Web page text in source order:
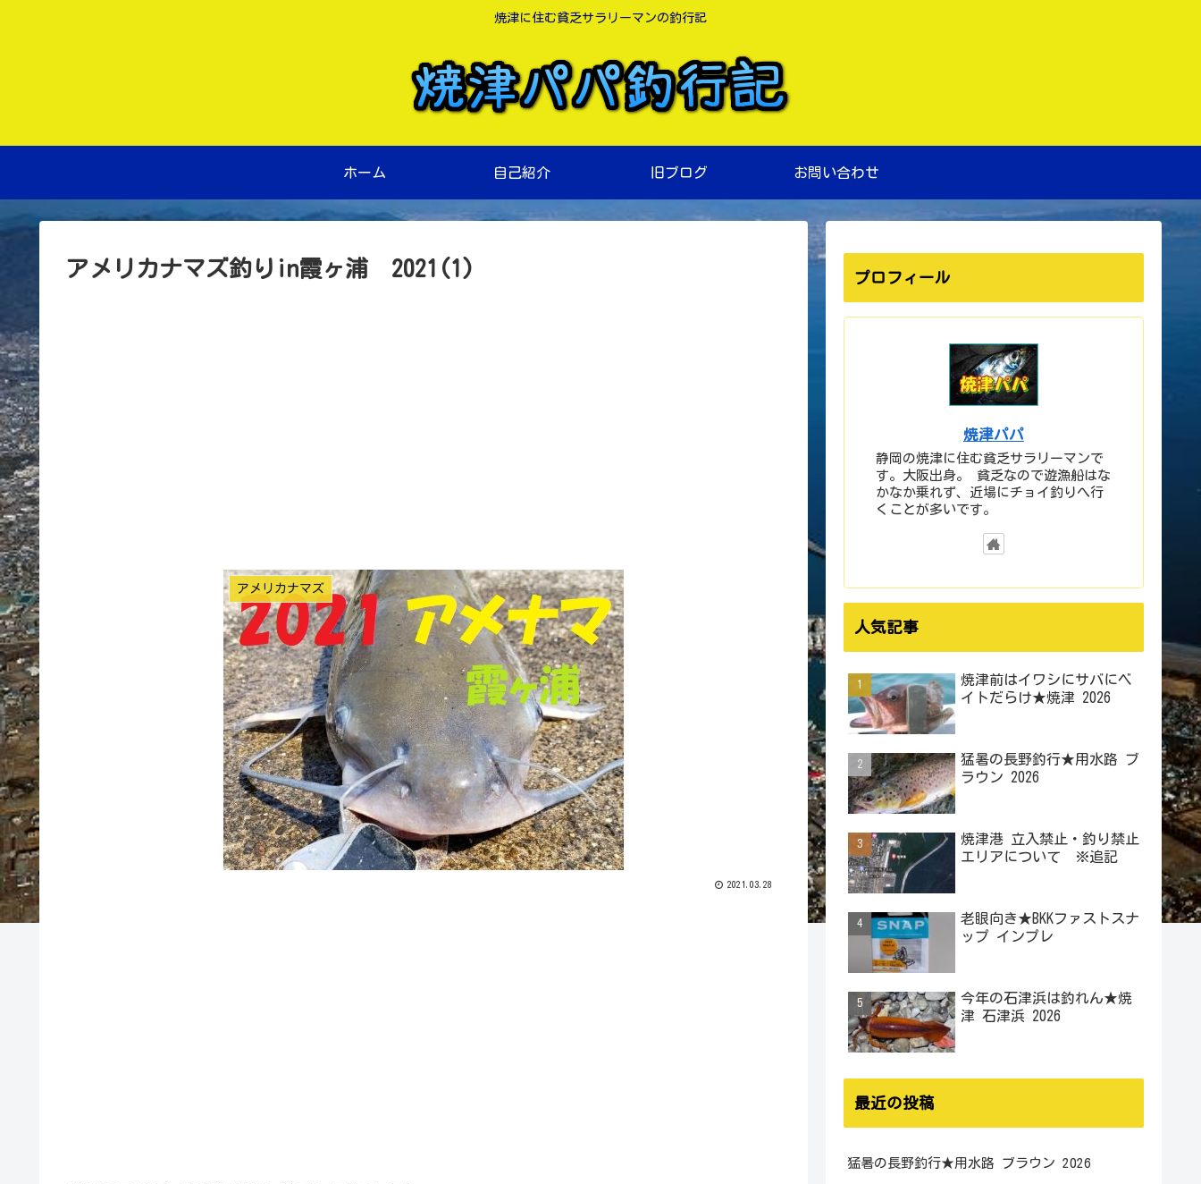
焼津に住む貧乏サラリーマンの釣行記
ホーム 自己紹介 旧ブログ お問い合わせ
アメリカナマズ釣りin霞ヶ浦 2021(1)
アメリカナマズ
2021.03.28
プロフィール
焼津パパ
静岡の焼津に住む貧乏サラリーマンで
す。大阪出身。 貧乏なので遊漁船はな
かなか乗れず、近場にチョイ釣りへ行
くことが多いです。
人気記事
焼津前はイワシにサバにベ
イトだらけ★焼津 2026
猛暑の長野釣行★用水路 ブ
ラウン 2026
焼津港 立入禁止・釣り禁止
エリアについて ※追記
老眼向き★BKKファストスナ
ップ インプレ
今年の石津浜は釣れん★焼
津 石津浜 2026
最近の投稿
猛暑の長野釣行★用水路 ブラウン 2026